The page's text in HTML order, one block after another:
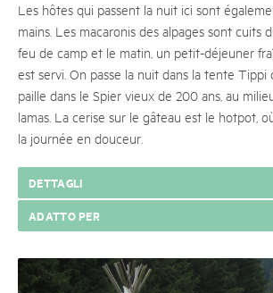
Les hôtes qui passent la nuit ici sont
mains. Les macaronis des alpages sont cuits
feu de camp et le matin, un petit-déjeuner
est servi. On passe la nuit dans la tente Tippi
paille dans le Spier vieux de 200 ans, au
lamas. La cerise sur le gâteau est le hotpot,
la journée en douceur.
DETTAGLI
ADATTO PER